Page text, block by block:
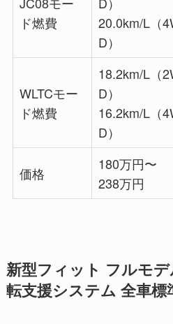
ド燃費
20.0km/L（
D）
WLTCモー
ド燃費
18.2km/L（
D）
16.2km/L（
D）
価格
180万円〜
238万円
新型フィット フルモ
転支援システム 全車標